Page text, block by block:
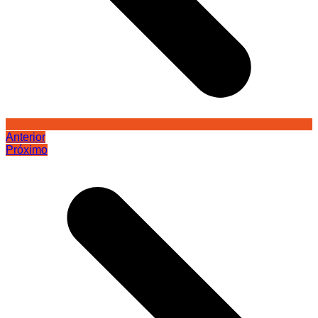
Anterior
Próximo